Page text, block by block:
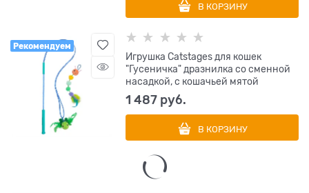
В КОРЗИНУ
Рекомендуем
Игрушка Catstages для кошек
"Гусеничка" дразнилка со сменной
насадкой, с кошачьей мятой
1 487 руб.
В КОРЗИНУ